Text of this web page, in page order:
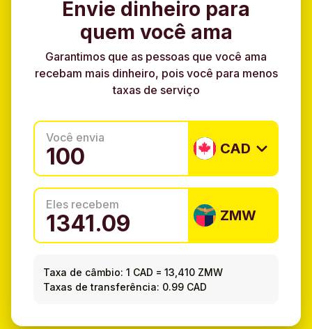
Envie dinheiro para
quem você ama
Garantimos que as pessoas que você ama
recebam mais dinheiro, pois você para menos
taxas de serviço
Você envia
CAD
Eles recebem
ZMW
Taxa de câmbio: 1 CAD =13,410 ZMW
Taxas de transferência: 0.99 CAD